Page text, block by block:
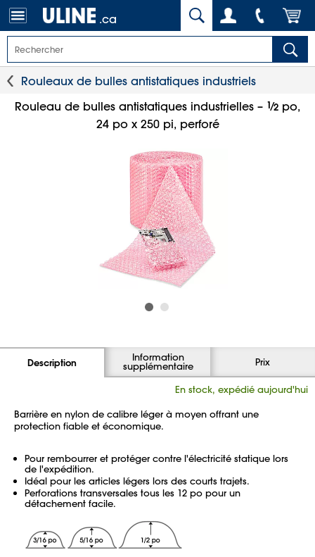
.ca
Rouleaux de bulles antistatiques industriels
Rouleau de bulles antistatiques industrielles – 1⁄2 po,
24 po x 250 pi, perforé
Description Information
supplémentaire Prix
En stock, expédié aujourd'hui
Barrière en nylon de calibre léger à moyen offrant une
protection fiable et économique.
Pour rembourrer et protéger contre l'électricité statique lors
de l'expédition.
Idéal pour les articles légers lors des courts trajets.
Perforations transversales tous les 12 po pour un
détachement facile.